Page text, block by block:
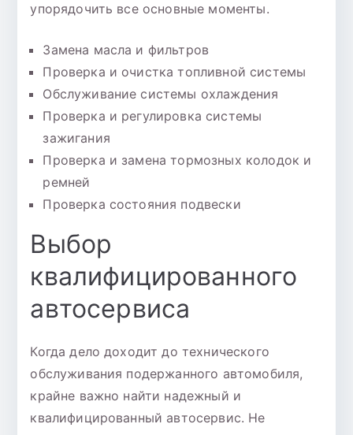
упорядочить все основные моменты.
Замена масла и фильтров
Проверка и очистка топливной системы
Обслуживание системы охлаждения
Проверка и регулировка системы
зажигания
Проверка и замена тормозных колодок и
ремней
Проверка состояния подвески
Выбор
квалифицированного
автосервиса
Когда дело доходит до технического
обслуживания подержанного автомобиля,
крайне важно найти надежный и
квалифицированный автосервис. Не